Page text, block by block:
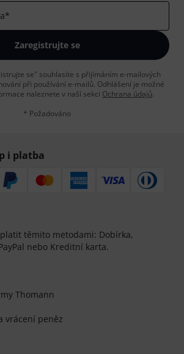
*
Zaregistrujte se
se" souhlasíte s přijímáním e-mailových
při používání e-mailů. Odhlášení je možné
naleznete v naší sekci Ochrana údajů.
* Požadováno
i platba
těmito metodami: Dobírka,
nebo Kreditní karta.
Thomann
vrácení peněz